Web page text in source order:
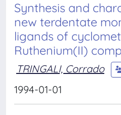
Synthesis and
new terdentate
ligands of
Ruthenium(II)
TRINGALI, Corrado
1994-01-01